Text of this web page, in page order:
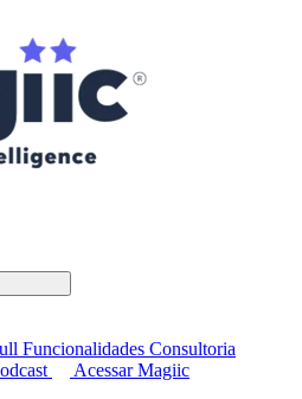
Funcionalidades Consultoria
Acessar Magiic